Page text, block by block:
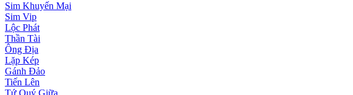
Sim Khuyến Mại
Sim Vip
Lộc Phát
Thần Tài
Ông Địa
Lặp Kép
Gánh Đảo
Tiến Lên
Tứ Quý Giữa